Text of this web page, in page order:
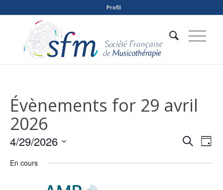
Profil
Évènements for 29 avril
2026
Recherche
de
Jour
4/29/2026
une
En cours